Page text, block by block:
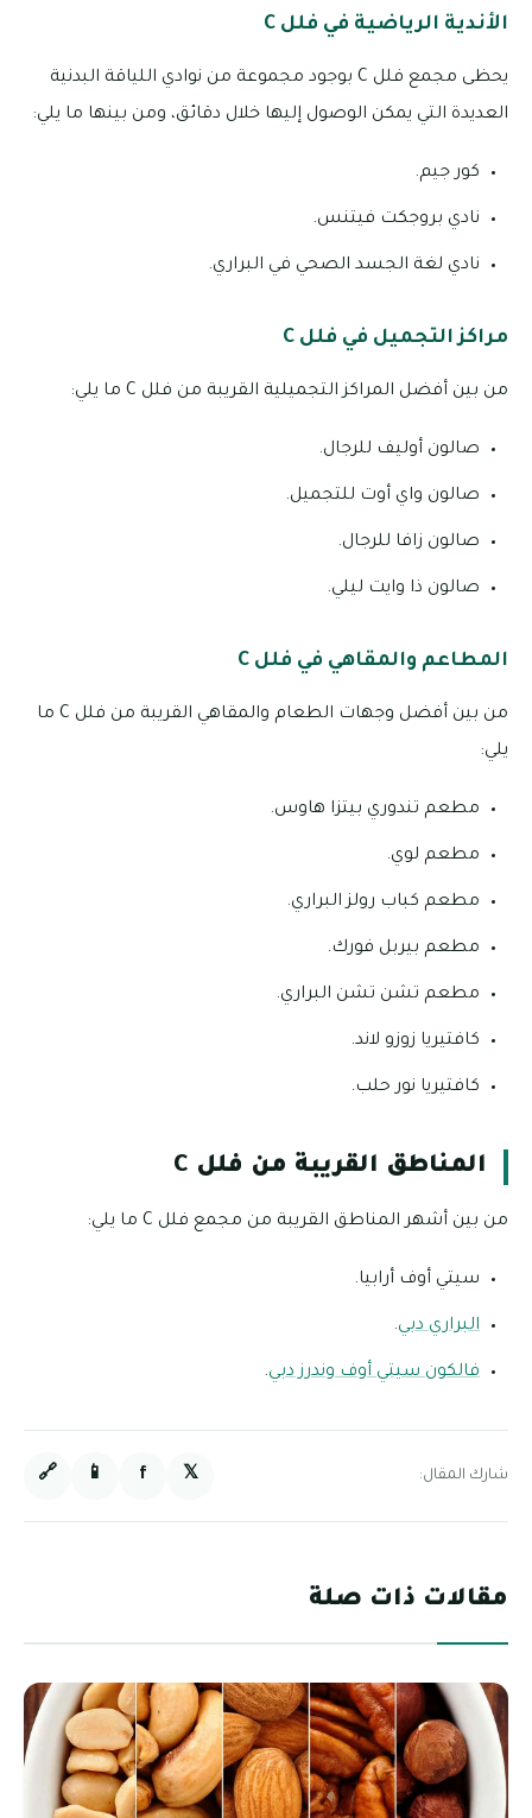
الأندية الرياضية في فلل C
يحظى مجمع فلل C بوجود مجموعة من نوادي اللياقة البدنية
العديدة التي يمكن الوصول إليها خلال دقائق، ومن بينها ما يلي:
كور جيم.
نادي بروجكت فيتنس.
نادي لغة الجسد الصحي في البراري.
مراكز التجميل في فلل C
من بين أفضل المراكز التجميلية القريبة من فلل C ما يلي:
صالون أوليف للرجال.
صالون واي أوت للتجميل.
صالون زافا للرجال.
صالون ذا وايت ليلي.
المطاعم والمقاهي في فلل C
من بين أفضل وجهات الطعام والمقاهي القريبة من فلل C ما
يلي:
مطعم تندوري بيتزا هاوس.
مطعم لوي.
مطعم كباب رولز البراري.
مطعم بيربل فورك.
مطعم تشن تشن البراري.
كافتيريا زوزو لاند.
كافتيريا نور حلب.
المناطق القريبة من فلل C
من بين أشهر المناطق القريبة من مجمع فلل C ما يلي:
سيتي أوف أرابيا.
البراري دبي.
فالكون سيتي أوف وندرز دبي.
شارك المقال: 𝕏
f
📱
🔗
مقالات ذات صلة